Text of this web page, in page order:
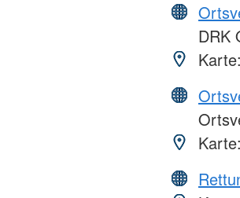
DRK
Karte:
Karte: